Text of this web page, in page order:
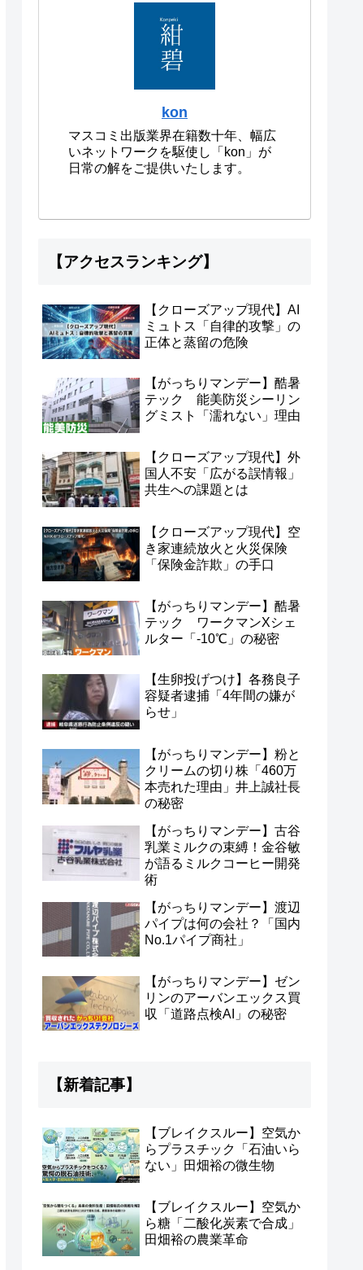
kon
マスコミ出版業界在籍数十年、幅広
いネットワークを駆使し「kon」が
日常の解をご提供いたします。
【アクセスランキング】
【クローズアップ現代】AI
ミュトス「自律的攻撃」の
正体と蒸留の危険
【がっちりマンデー】酷暑
テック 能美防災シーリン
グミスト「濡れない」理由
【クローズアップ現代】外
国人不安「広がる誤情報」
共生への課題とは
【クローズアップ現代】空
き家連続放火と火災保険
「保険金詐欺」の手口
【がっちりマンデー】酷暑
テック ワークマンXシェ
ルター「-10℃」の秘密
【生卵投げつけ】各務良子
容疑者逮捕「4年間の嫌が
らせ」
【がっちりマンデー】粉と
クリームの切り株「460万
本売れた理由」井上誠社長
の秘密
【がっちりマンデー】古谷
乳業ミルクの束縛！金谷敏
が語るミルクコーヒー開発
術
【がっちりマンデー】渡辺
パイプは何の会社？「国内
No.1パイプ商社」
【がっちりマンデー】ゼン
リンのアーバンエックス買
収「道路点検AI」の秘密
【新着記事】
【ブレイクスルー】空気か
らプラスチック「石油いら
ない」田畑裕の微生物
【ブレイクスルー】空気か
ら糖「二酸化炭素で合成」
田畑裕の農業革命